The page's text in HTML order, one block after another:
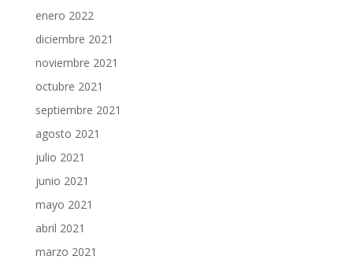
enero 2022
diciembre 2021
noviembre 2021
octubre 2021
septiembre 2021
agosto 2021
julio 2021
junio 2021
mayo 2021
abril 2021
marzo 2021